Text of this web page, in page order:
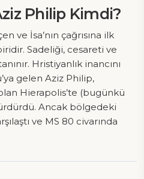
Philip Kimdi?
ve İsa’nın çağrısına ilk
Sadeliği, cesareti ve
Hristiyanlık inancını
gelen Aziz Philip,
Hierapolis’te (bugünkü
Ancak bölgedeki
ve MS 80 civarında